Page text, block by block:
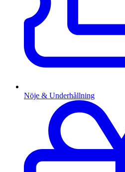
Nöje & Underhållning